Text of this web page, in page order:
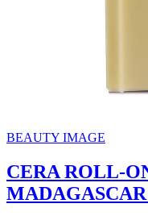
BEAUTY IMAGE
CERA ROLL-